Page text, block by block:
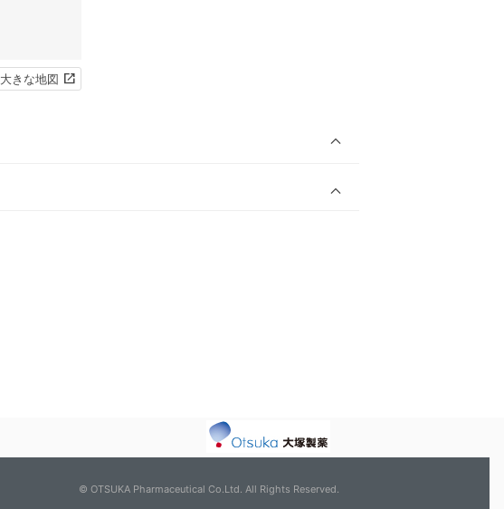
大きな地図
© OTSUKA Pharmaceutical Co.Ltd. All Rights Reserved.